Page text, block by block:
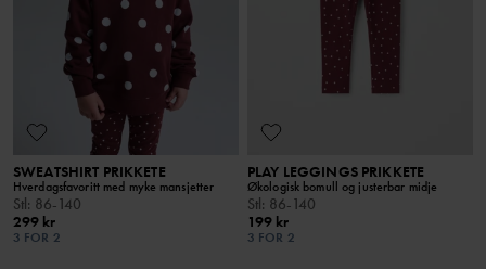
SWEATSHIRT PRIKKETE
Hverdagsfavoritt med myke mansjetter
Stl: 86-140
299 kr
3 FOR 2
PLAY LEGGINGS PRIKKETE
Økologisk bomull og justerbar midje
Stl: 86-140
199 kr
3 FOR 2